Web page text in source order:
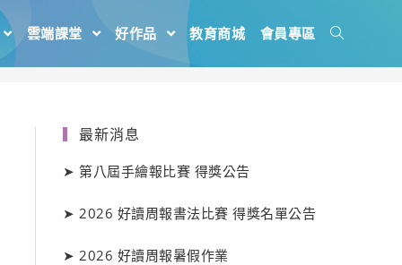
雲端課堂 好作品 教育商城 會員專區
最新消息
➤ 第八屆手繪報比賽 得獎公告
➤ 2026 好讀周報書法比賽 得獎名單公告
➤ 2026 好讀周報暑假作業